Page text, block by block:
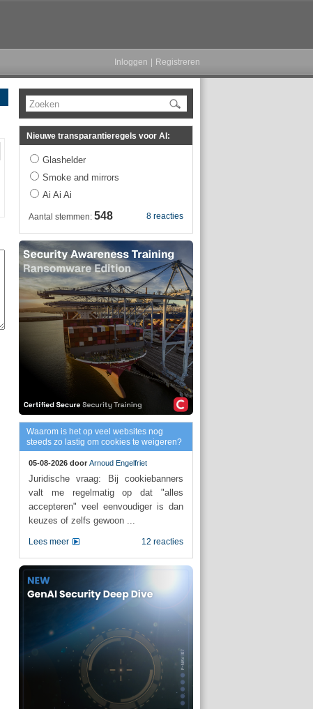
Inloggen Registreren
Zoeken
Nieuwe transparantieregels voor AI:
Glashelder
Smoke and mirrors
Ai Ai Ai
8 reacties
Aantal stemmen: 548
Waarom is het op veel websites nog
steeds zo lastig om cookies te weigeren?
05-08-2026 door Arnoud Engelfriet
Juridische vraag: Bij cookiebanners
valt me regelmatig op dat "alles
accepteren" veel eenvoudiger is dan
keuzes of zelfs gewoon ...
12 reacties
Lees meer